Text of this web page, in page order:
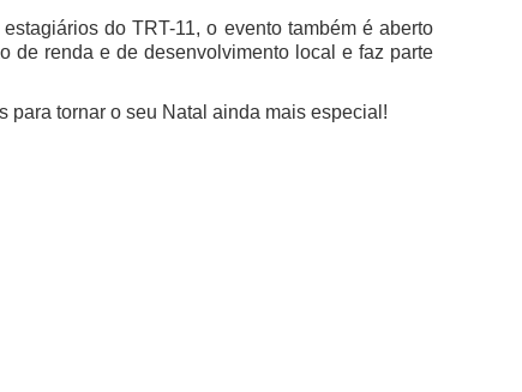
do TRT-11, o evento também é aberto
de renda e de desenvolvimento local e faz parte
para tornar o seu Natal ainda mais especial!